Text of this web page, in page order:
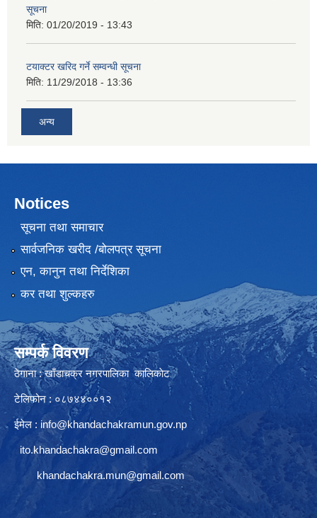
सूचना
मिति: 01/20/2019 - 13:43
टयाक्टर खरिद गर्ने सम्वन्धी सूचना
मिति: 11/29/2018 - 13:36
अन्य
Notices
सूचना तथा समाचार
सार्वजनिक खरीद /बोलपत्र सूचना
एन, कानुन तथा निर्देशिका
कर तथा शुल्कहरु
सम्पर्क विवरण
ठेगाना : खाँडाचक्र नगरपालिका कालिकाेट
टेलिफोन : ०८७४४००१२
ईमेल : info@khandachakramun.gov.np
ito.khandachakra@gmail.com
khandachakra.mun@gmail.com